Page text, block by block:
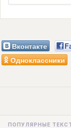
Вконтакте
Одноклассники
ПОПУЛЯРНЫЕ